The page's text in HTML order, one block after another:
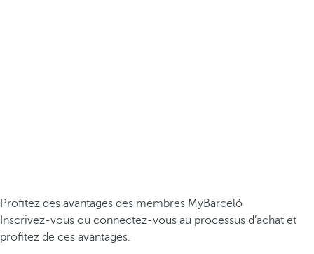
Profitez des avantages des membres MyBarceló
Inscrivez-vous ou connectez-vous au processus d’achat et
profitez de ces avantages.